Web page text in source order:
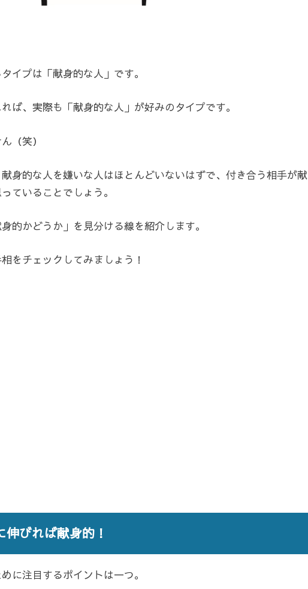
イプは「献身的な人」です。
ば、実際も「献身的な人」が好みのタイプです。
（笑）
身的な人を嫌いな人はほとんどいないはずで、付き合う相手が献
ていることでしょう。
的かどうか」を見分ける線を紹介します。
をチェックしてみましょう！
びれば献身的！
に注目するポイントは一つ。